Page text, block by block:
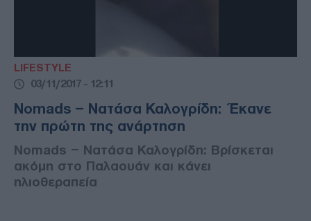
LIFESTYLE
03/11/2017 - 12:11
Nomads – Νατάσα Καλογρίδη: Έκανε
την πρώτη της ανάρτηση
Nomads – Νατάσα Καλογρίδη: Βρίσκεται
ακόμη στο Παλαουάν και κάνει
ηλιοθεραπεία